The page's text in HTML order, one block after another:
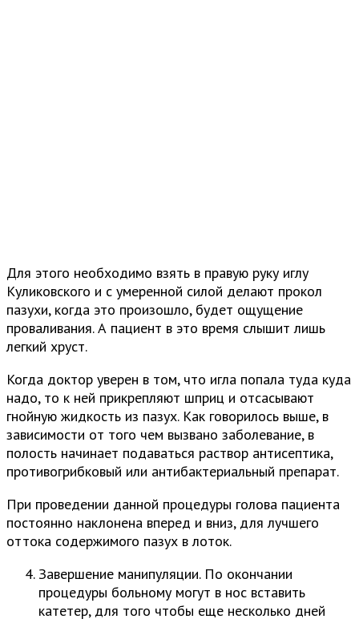
Для этого необходимо взять в правую руку иглу
Куликовского и с умеренной силой делают прокол
пазухи, когда это произошло, будет ощущение
проваливания. А пациент в это время слышит лишь
легкий хруст.
Когда доктор уверен в том, что игла попала туда куда
надо, то к ней прикрепляют шприц и отсасывают
гнойную жидкость из пазух. Как говорилось выше, в
зависимости от того чем вызвано заболевание, в
полость начинает подаваться раствор антисептика,
противогрибковый или антибактериальный препарат.
При проведении данной процедуры голова пациента
постоянно наклонена вперед и вниз, для лучшего
оттока содержимого пазух в лоток.
Завершение манипуляции. По окончании
процедуры больному могут в нос вставить
катетер, для того чтобы еще несколько дней